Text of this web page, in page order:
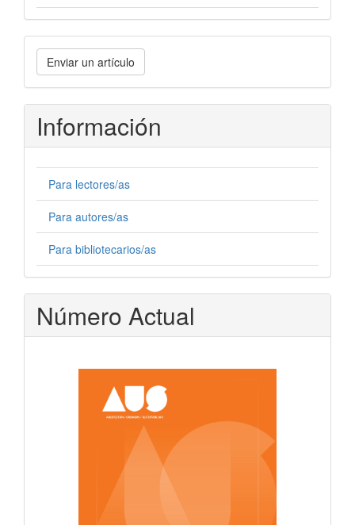
Enviar
un
artículo
Enviar un artículo
Información
Para lectores/as
Para autores/as
Para bibliotecarios/as
Número Actual